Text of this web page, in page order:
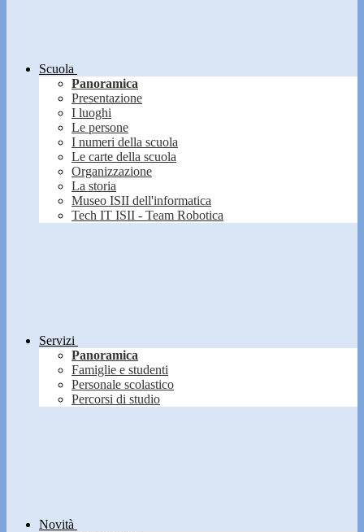
Scuola
Panoramica
Presentazione
I luoghi
Le persone
I numeri della scuola
Le carte della scuola
Organizzazione
La storia
Museo ISII dell'informatica
Tech IT ISII - Team Robotica
Servizi
Panoramica
Famiglie e studenti
Personale scolastico
Percorsi di studio
Novità